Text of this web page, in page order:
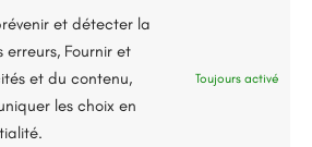
et détecter la
Fournir et
et du contenu,
les choix en
Toujours activé
d’une toiture de